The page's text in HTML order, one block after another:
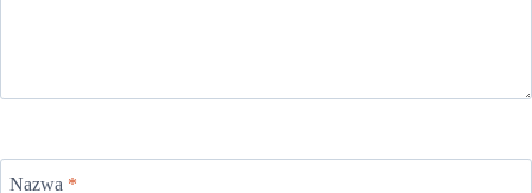
Nazwa *